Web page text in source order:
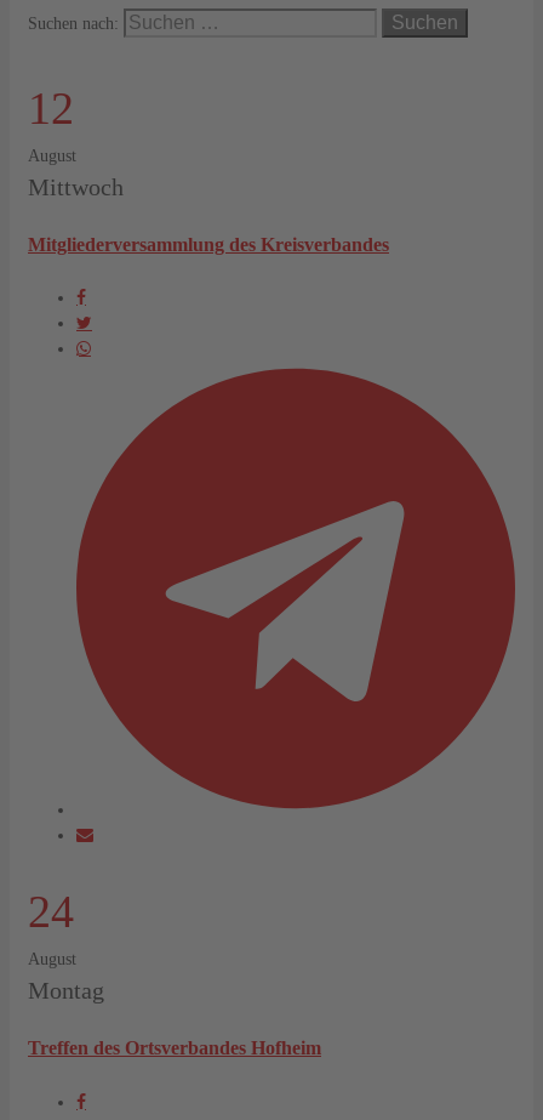
Suchen nach:
12
August
Mittwoch
Mitgliederversammlung des Kreisverbandes
24
August
Montag
Treffen des Ortsverbandes Hofheim